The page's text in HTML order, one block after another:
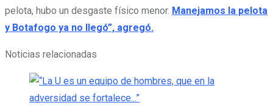
pelota, hubo un desgaste físico menor. Manejamos la pelota
y Botafogo ya no llegó”, agregó.
Noticias relacionadas